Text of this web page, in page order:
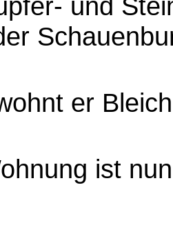
er
ist